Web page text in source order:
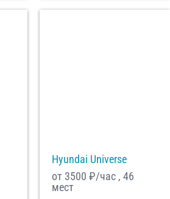
Hyundai Universe
от 3500 ₽/час , 46
мест